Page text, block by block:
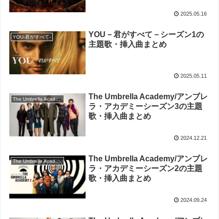
2025.05.16
YOU-君がすべて‐
YOU－君がすべて－シーズン1の
主題歌・挿入曲まとめ
2025.05.11
The Umbrella Academy/アンブレラ・アカデミー
The Umbrella Academy/アンブレ
ラ・アカデミーシーズン3の主題
歌・挿入曲まとめ
2024.12.21
The Umbrella Academy/アンブレラ・アカデミー
The Umbrella Academy/アンブレ
ラ・アカデミーシーズン2の主題
歌・挿入曲まとめ
2024.09.24